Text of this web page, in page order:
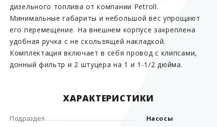
дизельного топлива от компании Petroll.
Минимальные габариты и небольшой вес упрощают
его перемещение. На внешнем корпусе закреплена
удобная ручка с не скользящей накладкой.
Комплектация включает в себя провод с клипсами,
донный фильтр и 2 штуцера на 1 и 1-1/2 дюйма.
ХАРАКТЕРИСТИКИ
Подраздел
Насосы